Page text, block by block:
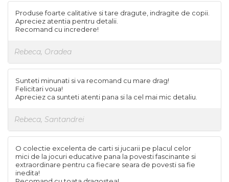
Produse foarte calitative si tare dragute, indragite de copii.
Apreciez atentia pentru detalii.
Recomand cu incredere!
Rebeca, Oradea
Sunteti minunati si va recomand cu mare drag!
Felicitari voua!
Apreciez ca sunteti atenti pana si la cel mai mic detaliu.
Rebeca, Santandrei
O colectie excelenta de carti si jucarii pe placul celor
mici de la jocuri educative pana la povesti fascinante si
extraordinare pentru ca fiecare seara de povesti sa fie
inedita!